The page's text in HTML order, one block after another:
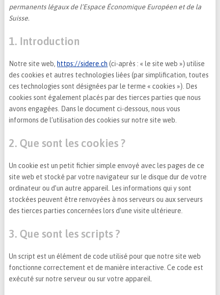
permanents légaux de l’Espace Économique Européen et de la
Suisse.
1. Introduction
Notre site web, https://sidere.ch (ci-après : « le site web ») utilise
des cookies et autres technologies liées (par simplification, toutes
ces technologies sont désignées par le terme « cookies »). Des
cookies sont également placés par des tierces parties que nous
avons engagées. Dans le document ci-dessous, nous vous
informons de l’utilisation des cookies sur notre site web.
2. Que sont les cookies ?
Un cookie est un petit fichier simple envoyé avec les pages de ce
site web et stocké par votre navigateur sur le disque dur de votre
ordinateur ou d’un autre appareil. Les informations qui y sont
stockées peuvent être renvoyées à nos serveurs ou aux serveurs
des tierces parties concernées lors d’une visite ultérieure.
3. Que sont les scripts ?
Un script est un élément de code utilisé pour que notre site web
fonctionne correctement et de manière interactive. Ce code est
exécuté sur notre serveur ou sur votre appareil.